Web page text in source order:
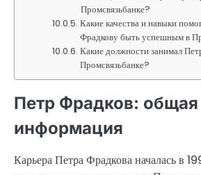
Промсвязьбанке?
Какие качества и навыки
Фрадкову быть успешным в
Какие должности занимал
Промсвязьбанке?
Петр Фрадков: общая
информация
Карьера Петра Фрадкова началась в